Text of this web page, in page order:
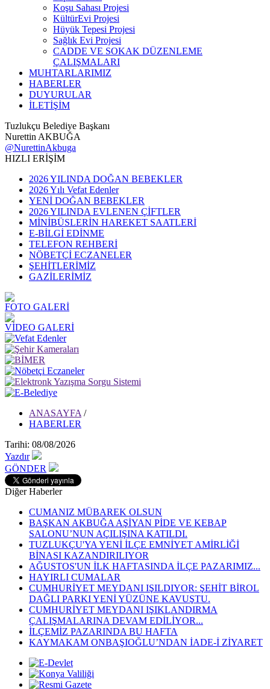
Koşu Sahası Projesi
KültürEvi Projesi
Hüyük Tepesi Projesi
Sağlık Evi Projesi
CADDE VE SOKAK DÜZENLEME
ÇALIŞMALARI
MUHTARLARIMIZ
HABERLER
DUYURULAR
İLETİŞİM
Tuzlukçu Belediye Başkanı
Nurettin AKBUĞA
@NurettinAkbuga
HIZLI ERİŞİM
2026 YILINDA DOĞAN BEBEKLER
2026 Yılı Vefat Edenler
YENİ DOĞAN BEBEKLER
2026 YILINDA EVLENEN ÇİFTLER
MİNİBÜSLERİN HAREKET SAATLERİ
E-BİLGİ EDİNME
TELEFON REHBERİ
NÖBETÇİ ECZANELER
ŞEHİTLERİMİZ
GAZİLERİMİZ
FOTO GALERİ
VİDEO GALERİ
ANASAYFA /
HABERLER
Tarihi: 08/08/2026
Yazdır
GÖNDER
Diğer Haberler
CUMANIZ MÜBAREK OLSUN
BAŞKAN AKBUĞA AŞİYAN PİDE VE KEBAP
SALONU’NUN AÇILIŞINA KATILDI.
TUZLUKÇU'YA YENİ İLÇE EMNİYET AMİRLİĞİ
BİNASI KAZANDIRILIYOR
AĞUSTOS'UN İLK HAFTASINDA İLÇE PAZARIMIZ...
HAYIRLI CUMALAR
CUMHURİYET MEYDANI IŞILDIYOR: ŞEHİT BİROL
DAĞLI PARKI YENİ YÜZÜNE KAVUŞTU.
CUMHURİYET MEYDANI IŞIKLANDIRMA
ÇALIŞMALARINA DEVAM EDİLİYOR...
İLÇEMİZ PAZARINDA BU HAFTA
KAYMAKAM ONBAŞIOĞLU’NDAN İADE-İ ZİYARET